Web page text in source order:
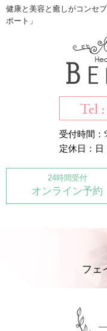
健康と美容と癒しがコンセ
ポート」
Tel
受付時間：
定休日：日
24時間受付
オンライン予約
フェ